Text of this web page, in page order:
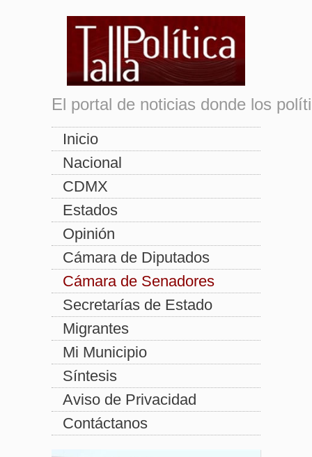
El portal de noticias donde los
Inicio
Nacional
CDMX
Estados
Opinión
Cámara de Diputados
Cámara de Senadores
Secretarías de Estado
Migrantes
Mi Municipio
Síntesis
Aviso de Privacidad
Contáctanos